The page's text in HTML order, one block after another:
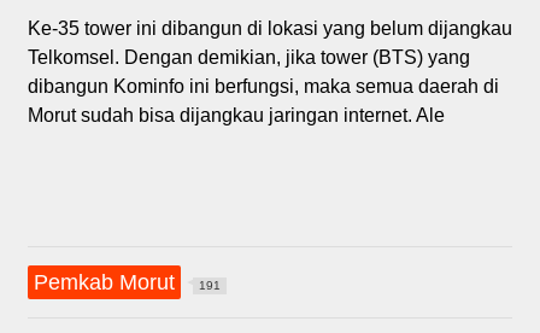
Ke-35 tower ini dibangun di lokasi yang belum dijangkau
Telkomsel. Dengan demikian, jika tower (BTS) yang
dibangun Kominfo ini berfungsi, maka semua daerah di
Morut sudah bisa dijangkau jaringan internet. Ale
Pemkab Morut 191